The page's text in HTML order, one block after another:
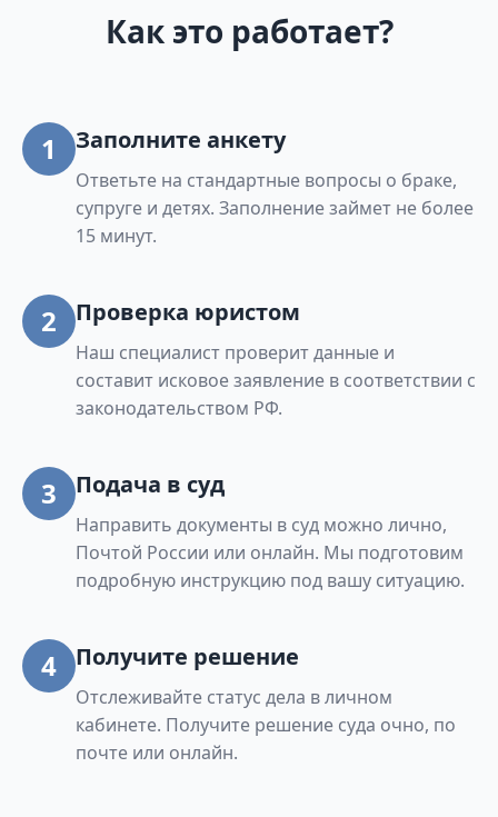
Как это работает?
1 Заполните анкету
Ответьте на стандартные вопросы о браке,
супруге и детях. Заполнение займет не более
15 минут.
2 Проверка юристом
Наш специалист проверит данные и
составит исковое заявление в соответствии с
законодательством РФ.
3 Подача в суд
Направить документы в суд можно лично,
Почтой России или онлайн. Мы подготовим
подробную инструкцию под вашу ситуацию.
4 Получите решение
Отслеживайте статус дела в личном
кабинете. Получите решение суда очно, по
почте или онлайн.